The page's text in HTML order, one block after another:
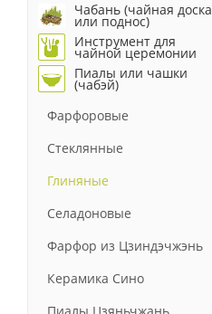
Чабань (чайная доска
или поднос)
Инструмент для
чайной церемонии
Пиалы или чашки
(чабэй)
Фарфоровые
Стеклянные
Глиняные
Селадоновые
Фарфор из Цзиндэчжэнь
Керамика Сино
Пиалы Цзяньчжань